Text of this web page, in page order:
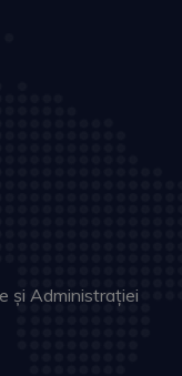
și Administrației